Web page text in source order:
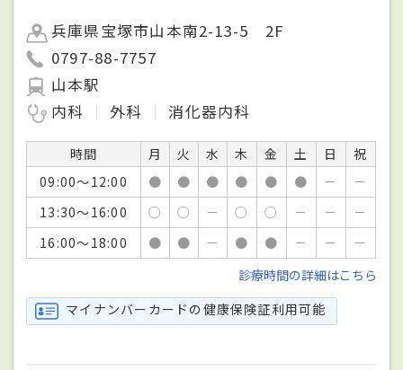
兵庫県宝塚市山本南2-13-5 2F
0797-88-7757
山本駅
内科
外科 消化器内科
時間 月 火 水 木 金 土 日
祝
09:00～12:00
● ● ● ● ● ● －
－
13:30～16:00
○ ○ － ○ ○ － －
－
16:00～18:00
● ● － ● ● － －
－
診療時間の詳細はこちら
マイナンバーカードの健康保険証利用可能